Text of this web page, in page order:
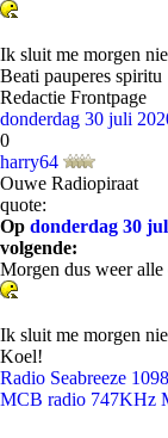
Ik sluit me morgen
Beati pauperes spiritu
Redactie Frontpage
donderdag 30 juli
0
harry64
Ouwe Radiopiraat
quote:
Op donderdag 30
volgende:
Morgen dus weer
Ik sluit me morgen
Koel!
Radio Seabreeze
MCB radio 747KHz